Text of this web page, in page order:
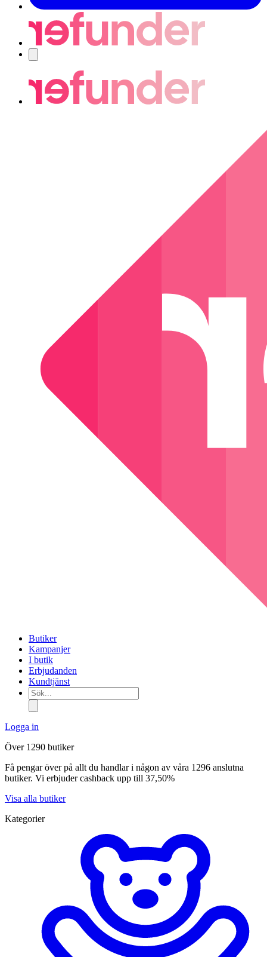
Butiker
Kampanjer
I butik
Erbjudanden
Kundtjänst
Sök...
Logga in
Över 1290 butiker
Få pengar över på allt du handlar i någon av våra 1296 anslutna
butiker. Vi erbjuder cashback upp till 37,50%
Visa alla butiker
Kategorier